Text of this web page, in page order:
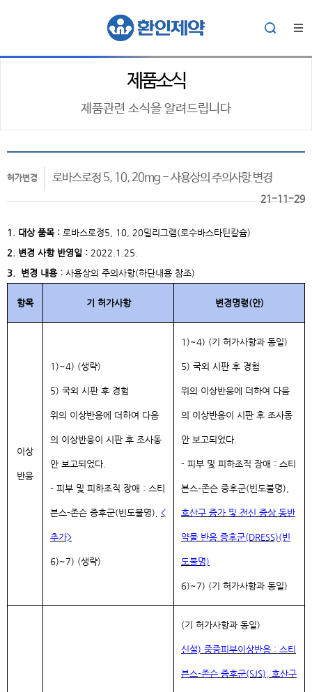
제품소식
제품관련 소식을 알려드립니다
허가변경 로바스로정 5, 10, 20mg - 사용상의 주의사항 변경
21-11-29
1. 대상 품목 : 로바스로정5, 10, 20밀리그램(로수바스타틴칼슘)
2. 변경 사항 반영일 : 2022.1.25.
3. 변경 내용 : 사용상의 주의사항(하단내용 참조)
항목 기 허가사항 변경명령(안)
이상
반응
1)~4) (생략)
5) 국외 시판 후 경험
위의 이상반응에 더하여 다음
의 이상반응이 시판 후 조사동
안 보고되었다.
- 피부 및 피하조직 장애 : 스티
븐스-존슨 증후군(빈도불명), <
추가>
6)~7) (생략)
1)~4) (기 허가사항과 동일)
5) 국외 시판 후 경험
위의 이상반응에 더하여 다음
의 이상반응이 시판 후 조사동
안 보고되었다.
- 피부 및 피하조직 장애 : 스티
븐스-존슨 증후군(빈도불명),
호산구 증가 및 전신 증상 동반
약물 반응 증후군(DRESS)(빈
도불명)
6)~7) (기 허가사항과 동일)
(기 허가사항과 동일)
신설) 중증피부이상반응 : 스티
븐스-존슨 증후군(SJS), 호산구